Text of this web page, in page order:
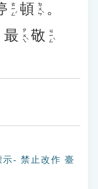
ㄊㄧㄥˊ 頓 ㄉㄨㄣˋ 。
最 ㄗㄨㄟˋ 敬 ㄐㄧㄥˋ
- 禁止改作 臺